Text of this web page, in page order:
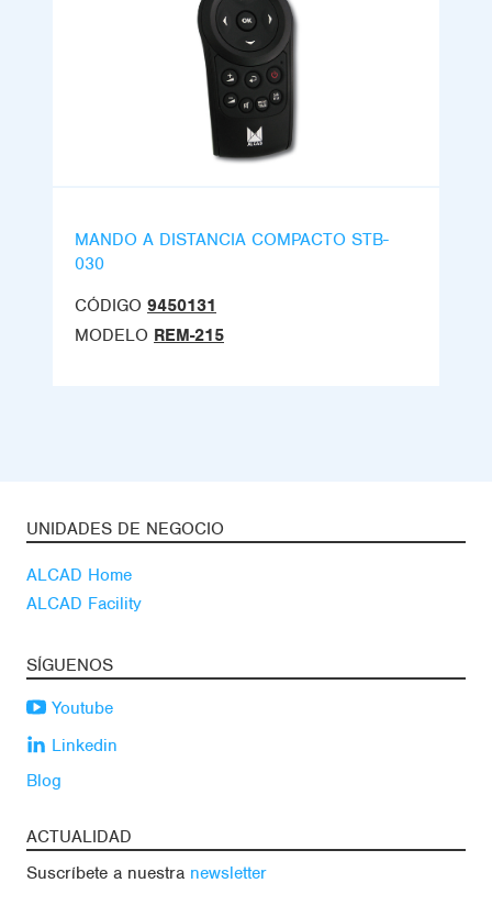
MANDO A DISTANCIA COMPACTO STB-
030
CÓDIGO 9450131
MODELO REM-215
UNIDADES DE NEGOCIO
ALCAD Home
ALCAD Facility
SÍGUENOS
Youtube
Linkedin
Blog
ACTUALIDAD
Suscríbete a nuestra newsletter